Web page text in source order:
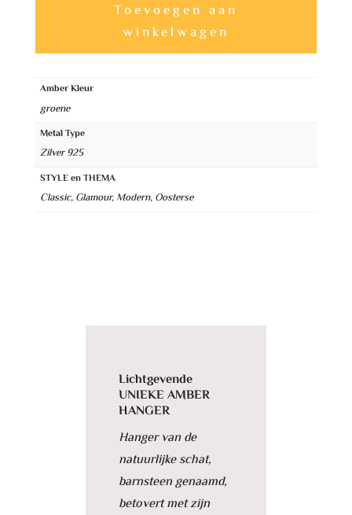
Hanger
One&Only
Toevoegen aan
winkelwagen
Amber Kleur
groene
Metal Type
Zilver 925
STYLE en THEMA
Classic, Glamour, Modern, Oosterse
Lichtgevende
UNIEKE AMBER
HANGER
Hanger van de
natuurlijke schat,
barnsteen genaamd,
betovert met zijn